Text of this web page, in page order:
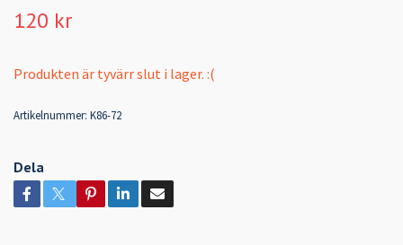
120 kr
Produkten är tyvärr slut i lager. :(
Artikelnummer: K86-72
Dela